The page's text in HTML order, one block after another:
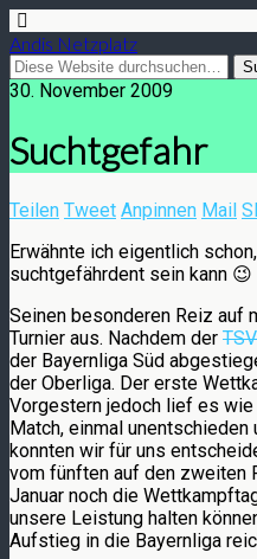
Andis Netzplatz
30. November 2009
Suchtgefahr
Teilen Tweet Anpinnen Mail
Erwähnte ich eigentlich
suchtgefährdent sein kann 😉
Seinen besonderen Reiz auf
Turnier aus. Nachdem der
der Bayernliga Süd
der Oberliga. Der erste
Vorgestern jedoch lief es wie
Match, einmal
konnten wir für uns
vom fünften auf den zweiten
Januar noch die
unsere Leistung halten
Aufstieg in die Bayernliga